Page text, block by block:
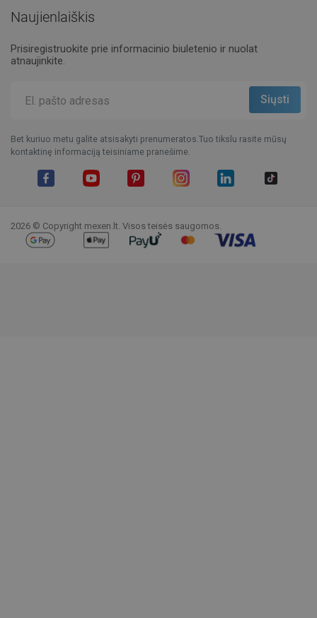
Naujienlaiškis
Prisiregistruokite prie informacinio biuletenio ir nuolat
atnaujinkite.
Bet kuriuo metu galite atsisakyti prenumeratos.Tuo tikslu rasite mūsų
kontaktinę informaciją teisiniame pranešime.
2026 © Copyright mexen.lt. Visos teisės saugomos.